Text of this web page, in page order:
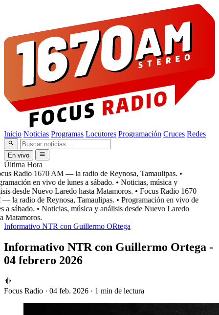
Inicio Noticias Programas Locutores Programación Cruces Redes
En vivo
Última Hora
Radio 1670 AM — la radio de Reynosa, Tamaulipas. •
en vivo de lunes a sábado. • Noticias, música y
desde Nuevo Laredo hasta Matamoros. • Focus Radio 1670
la radio de Reynosa, Tamaulipas. • Programación en vivo de
a sábado. • Noticias, música y análisis desde Nuevo Laredo
Matamoros.
Informativo NTR con Guillermo ORtega
Informativo NTR con Guillermo Ortega -
04 febrero 2026
Focus Radio · 04 feb. 2026 · 1 min de lectura